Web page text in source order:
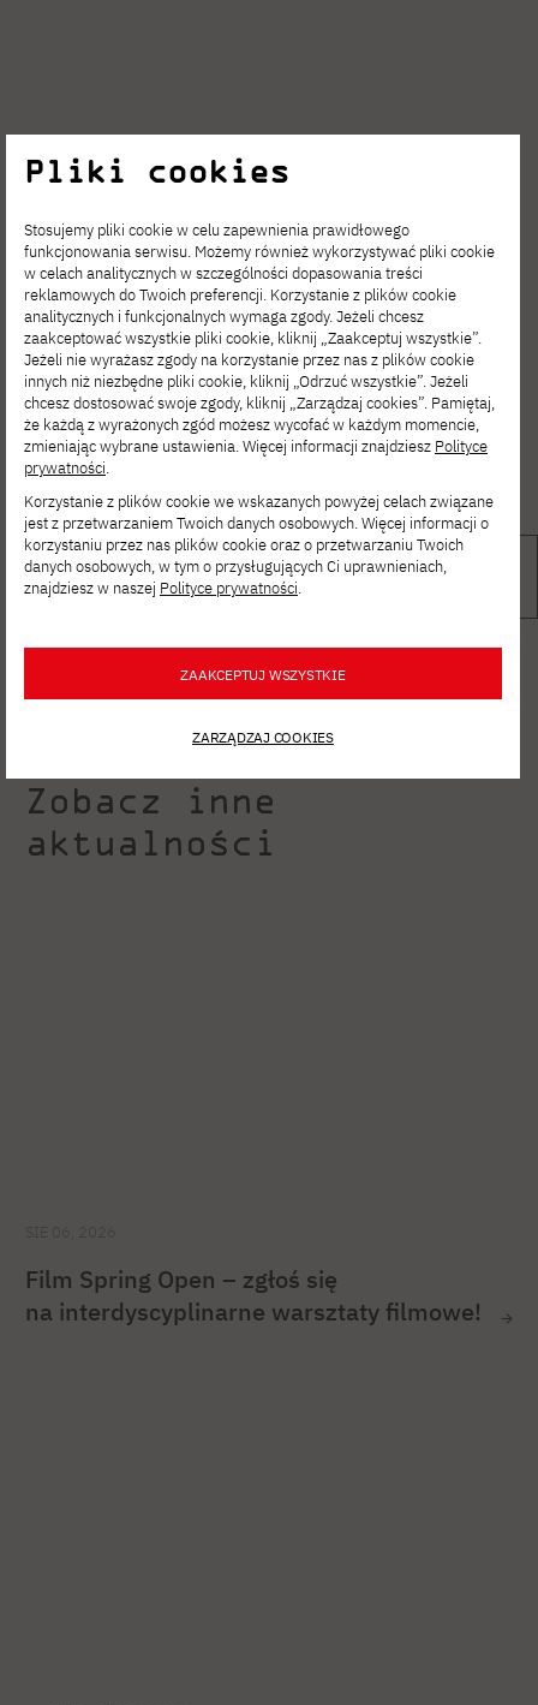
Zobacz inne
aktualności
Film Spring Open – zgłoś się
na interdyscyplinarne warsztaty filmowe!
Pliki cookies
Stosujemy pliki cookie w celu zapewnienia prawidłowego
funkcjonowania serwisu. Możemy również wykorzystywać pliki cookie
w celach analitycznych w szczególności dopasowania treści
reklamowych do Twoich preferencji. Korzystanie z plików cookie
analitycznych i funkcjonalnych wymaga zgody. Jeżeli chcesz
zaakceptować wszystkie pliki cookie, kliknij „Zaakceptuj wszystkie”.
Jeżeli nie wyrażasz zgody na korzystanie przez nas z plików cookie
innych niż niezbędne pliki cookie, kliknij „Odrzuć wszystkie”. Jeżeli
chcesz dostosować swoje zgody, kliknij „Zarządzaj cookies”. Pamiętaj,
że każdą z wyrażonych zgód możesz wycofać w każdym momencie,
zmieniając wybrane ustawienia. Więcej informacji znajdziesz Polityce
prywatności.
Korzystanie z plików cookie we wskazanych powyżej celach związane
jest z przetwarzaniem Twoich danych osobowych. Więcej informacji o
korzystaniu przez nas plików cookie oraz o przetwarzaniu Twoich
danych osobowych, w tym o przysługujących Ci uprawnieniach,
znajdziesz w naszej Polityce prywatności.
ZAAKCEPTUJ WSZYSTKIE
ZARZĄDZAJ COOKIES